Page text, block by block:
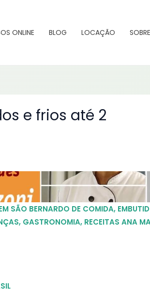
ONLINE BLOG LOCAÇÃO
e frios até 2
SÃO BERNARDO DE COMIDA,
, GASTRONOMIA, RECEITAS ANA